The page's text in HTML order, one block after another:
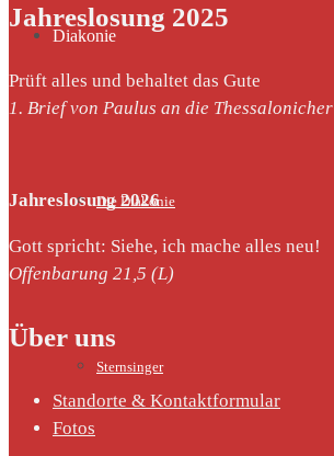
Diakonie
Die Diakonie
Sternsinger
Jahreslosung 2025
Prüft alles und behaltet das Gute
1. Brief von Paulus an die Thessalonicher
Jahreslosung 2026
Gott spricht: Siehe, ich mache alles neu!
Offenbarung 21,5 (L)
Über uns
Standorte & Kontaktformular
Fotos